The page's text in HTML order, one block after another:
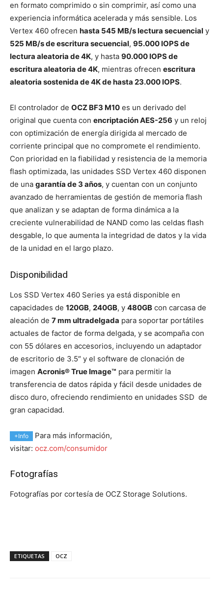
en formato comprimido o sin comprimir, así como una
experiencia informática acelerada y más sensible. Los
Vertex 460 ofrecen hasta 545 MB/s lectura secuencial y
525 MB/s de escritura secuencial, 95.000 IOPS de
lectura aleatoria de 4K, y hasta 90.000 IOPS de
escritura aleatoria de 4K, mientras ofrecen escritura
aleatoria sostenida de 4K de hasta 23.000 IOPS.
El controlador de OCZ BF3 M10 es un derivado del
original que cuenta con encriptación AES-256 y un reloj
con optimización de energía dirigida al mercado de
corriente principal que no compromete el rendimiento.
Con prioridad en la fiabilidad y resistencia de la memoria
flash optimizada, las unidades SSD Vertex 460 disponen
de una garantía de 3 años, y cuentan con un conjunto
avanzado de herramientas de gestión de memoria flash
que analizan y se adaptan de forma dinámica a la
creciente vulnerabilidad de NAND como las celdas flash
desgable, lo que aumenta la integridad de datos y la vida
de la unidad en el largo plazo.
Disponibilidad
Los SSD Vertex 460 Series ya está disponible en
capacidades de 120GB, 240GB, y 480GB con carcasa de
aleación de 7 mm ultradelgada para soportar portátiles
actuales de factor de forma delgada, y se acompaña con
con 55 dólares en accesorios, incluyendo un adaptador
de escritorio de 3.5″ y el software de clonación de
imagen Acronis® True Image™ para permitir la
transferencia de datos rápida y fácil desde unidades de
disco duro, ofreciendo rendimiento en unidades SSD de
gran capacidad.
+Info
Para más información,
visitar: ocz.com/consumidor
Fotografías
Fotografías por cortesía de OCZ Storage Solutions.
ETIQUETAS OCZ